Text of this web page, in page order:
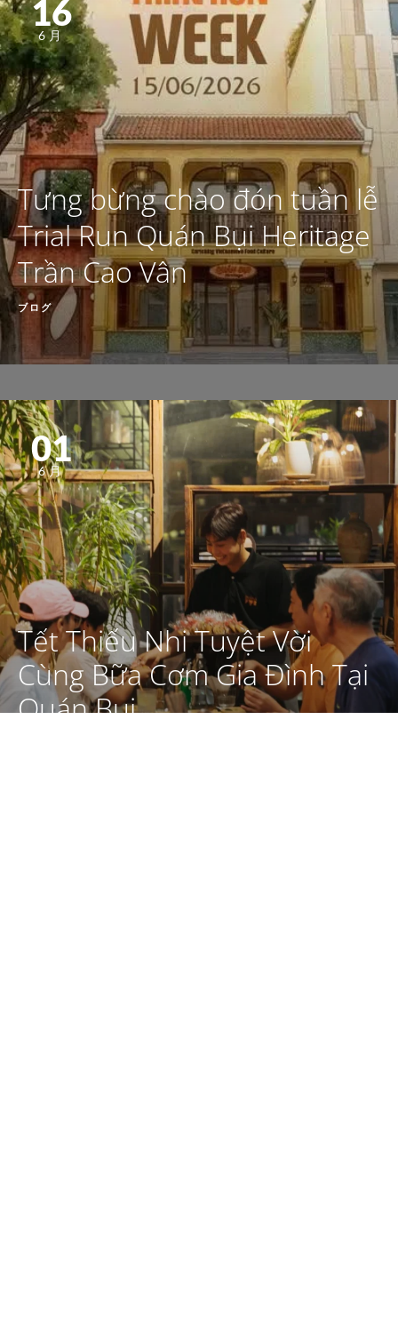
16
6月
Tưng bừng chào đón tuần lễ
Trial Run Quán Bụi Heritage
Trần Cao Vân
ブログ
01
6月
Tết Thiếu Nhi Tuyệt Vời
Cùng Bữa Cơm Gia Đình Tại
Quán Bụi